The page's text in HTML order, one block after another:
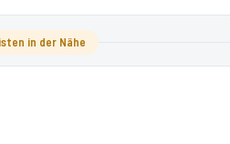
in der Nähe